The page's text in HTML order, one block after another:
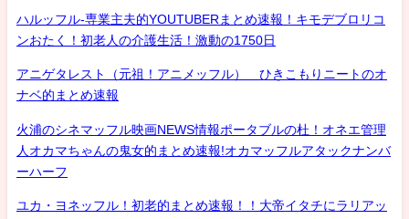
ハルッフル-専業主夫的YOUTUBERまとめ速報！キモデブロリコ
ンおたく！初老人の介護生活！激動の1750日
アニゲタレスト（元祖！アニメッフル） ひきこもりニートのオ
ナベ的まとめ速報
火浦のシネマッフル映画NEWS情報ポータブルの杜！オネエ管理
人オカマちゃんの鬼女的まとめ速報!オカマッフルアタックナンバ
ーハーフ
ユカ・ヨネッフル！初老的まとめ速報！！大帝イタチにラリアッ